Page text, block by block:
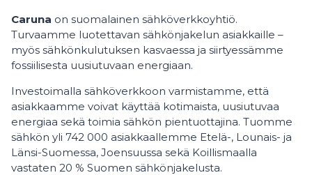
Caruna on suomalainen sähköverkkoyhtiö.
Turvaamme luotettavan sähkönjakelun asiakkaille –
myös sähkönkulutuksen kasvaessa ja siirtyessämme
fossiilisesta uusiutuvaan energiaan.
Investoimalla sähköverkkoon varmistamme, että
asiakkaamme voivat käyttää kotimaista, uusiutuvaa
energiaa sekä toimia sähkön pientuottajina. Tuomme
sähkön yli 742 000 asiakkaallemme Etelä-, Lounais- ja
Länsi-Suomessa, Joensuussa sekä Koillismaalla
vastaten 20 % Suomen sähkönjakelusta.